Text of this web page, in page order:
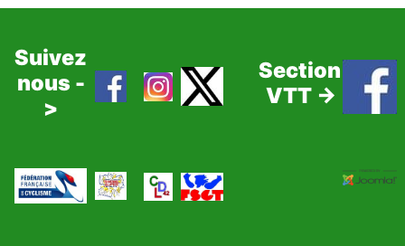
Suivez
nous -
>
Section
VTT ->